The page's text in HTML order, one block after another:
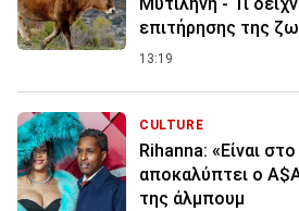
επιτήρησης της
13:19
CULTURE
Rihanna: «Είναι
αποκαλύπτει ο
της άλμπουμ